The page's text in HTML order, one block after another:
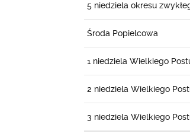
5 niedziela okresu
Środa Popielcowa
1 niedziela Wielkiego
2 niedziela Wielkiego
3 niedziela Wielkiego